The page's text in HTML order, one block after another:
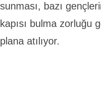
sunması, bazı
kapısı bulma zorluğu
plana atılıyor.